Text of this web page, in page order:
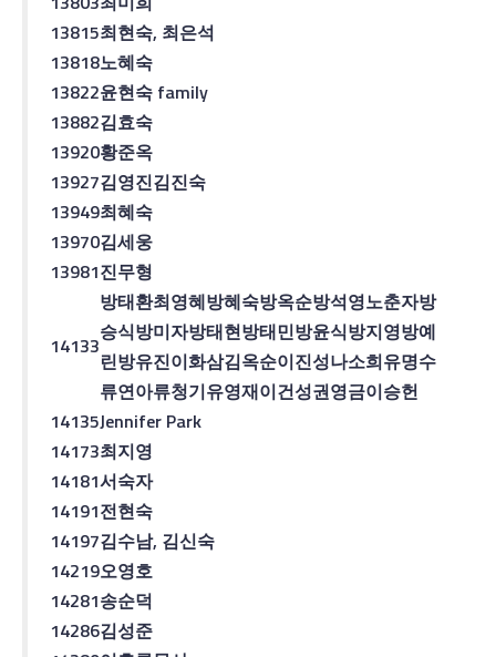
13815최현숙, 최은석
13818노혜숙
13822윤현숙 family
13882김효숙
13920황준옥
13927김영진김진숙
13949최혜숙
13970김세웅
13981진무형
14133
방태환최영혜방혜숙방옥순방석영노춘자방
승식방미자방태현방태민방윤식방지영방예
린방유진이화삼김옥순이진성나소희유명수
류연아류청기유영재이건성권영금이승헌
14135Jennifer Park
14173최지영
14181서숙자
14191전현숙
14197김수남, 김신숙
14219오영호
14281송순덕
14286김성준